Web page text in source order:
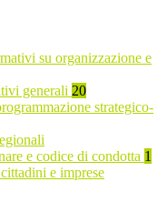
su organizzazione e
generali 20
strategico-
e codice di condotta 1
e imprese